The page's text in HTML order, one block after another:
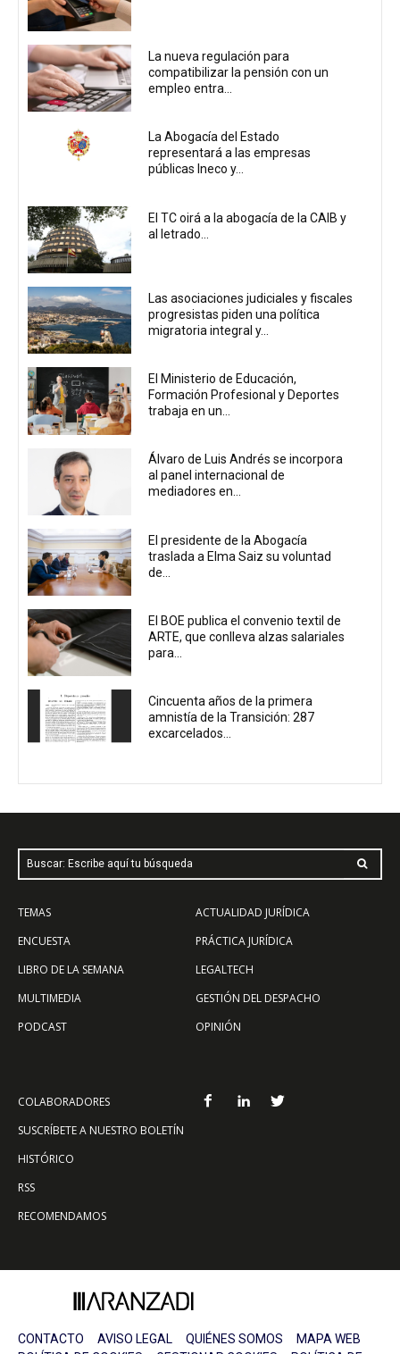
La nueva regulación para
compatibilizar la pensión con un
empleo entra...
La Abogacía del Estado
representará a las empresas
públicas Ineco y...
El TC oirá a la abogacía de la CAIB y
al letrado...
Las asociaciones judiciales y fiscales
progresistas piden una política
migratoria integral y...
El Ministerio de Educación,
Formación Profesional y Deportes
trabaja en un...
Álvaro de Luis Andrés se incorpora
al panel internacional de
mediadores en...
El presidente de la Abogacía
traslada a Elma Saiz su voluntad
de...
El BOE publica el convenio textil de
ARTE, que conlleva alzas salariales
para...
Cincuenta años de la primera
amnistía de la Transición: 287
excarcelados...
Buscar: Escribe aquí tu búsqueda
TEMAS
ENCUESTA
LIBRO DE LA SEMANA
MULTIMEDIA
PODCAST
ACTUALIDAD JURÍDICA
PRÁCTICA JURÍDICA
LEGALTECH
GESTIÓN DEL DESPACHO
OPINIÓN
COLABORADORES
SUSCRÍBETE A NUESTRO BOLETÍN
HISTÓRICO
RSS
RECOMENDAMOS
CONTACTO AVISO LEGAL QUIÉNES SOMOS
MAPA WEB